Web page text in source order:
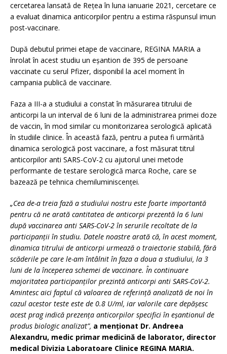
cercetarea lansată de Rețea în luna ianuarie 2021, cercetare ce
a evaluat dinamica anticorpilor pentru a estima răspunsul imun
post-vaccinare.
După debutul primei etape de vaccinare, REGINA MARIA a
înrolat în acest studiu un eșantion de 395 de persoane
vaccinate cu serul Pfizer, disponibil la acel moment în
campania publică de vaccinare.
Faza a III-a a studiului a constat în măsurarea titrului de
anticorpi la un interval de 6 luni de la administrarea primei doze
de vaccin, în mod similar cu monitorizarea serologică aplicată
în studiile clinice. În această fază, pentru a putea fi urmărită
dinamica serologică post vaccinare, a fost măsurat titrul
anticorpilor anti SARS-CoV-2 cu ajutorul unei metode
performante de testare serologică marca Roche, care se
bazează pe tehnica chemiluminiscenței.
„Cea de-a treia fază a studiului nostru este foarte importantă
pentru că ne arată cantitatea de anticorpi prezentă la 6 luni
după vaccinarea anti SARS-CoV-2 în serurile recoltate de la
participanții în studiu. Datele noastre arată că, în acest moment,
dinamica titrului de anticorpi urmează o traiectorie stabilă, fără
scăderile pe care le-am întâlnit în faza a doua a studiului, la 3
luni de la începerea schemei de vaccinare. În continuare
majoritatea participanților prezintă anticorpi anti SARS-CoV-2.
Amintesc aici faptul că valoarea de referință analizată de noi în
cazul acestor teste este de 0.8 U/ml, iar valorile care depășesc
acest prag indică prezența anticorpilor specifici în eșantionul de
produs biologic analizat”, a menționat Dr. Andreea
Alexandru, medic primar medicină de laborator, director
medical Divizia Laboratoare Clinice REGINA MARIA.